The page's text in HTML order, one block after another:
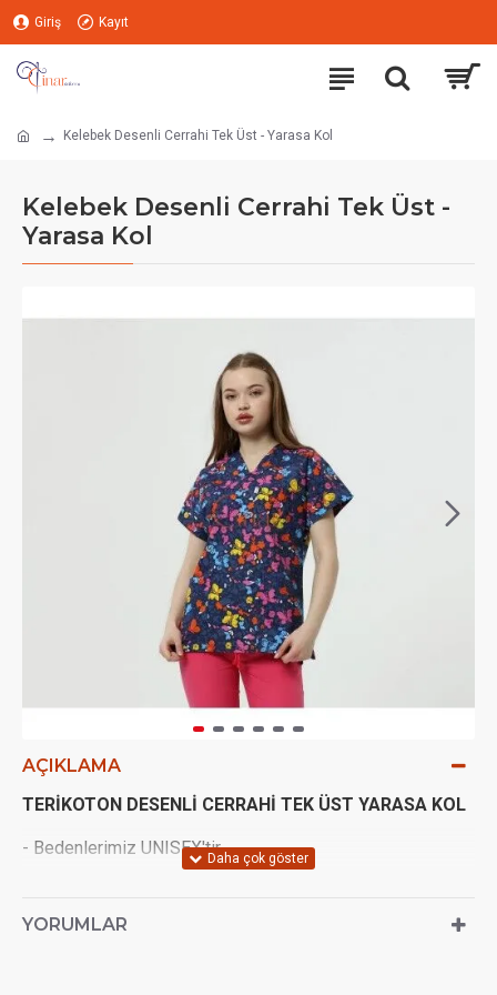
Giriş Kayıt
Kelebek Desenli Cerrahi Tek Üst - Yarasa Kol
Kelebek Desenli Cerrahi Tek Üst -
Yarasa Kol
AÇIKLAMA
TERİKOTON DESENLİ CERRAHİ TEK ÜST YARASA KOL
- Bedenlerimiz UNISEX'tir.
- Terletmeyen Terikoton kumaştan imal edilir.
YORUMLAR